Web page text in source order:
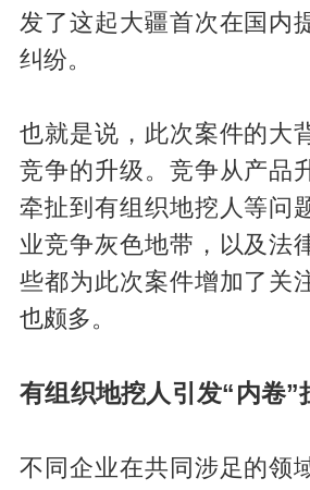
发了这起大疆首次在国内
纠纷。
也就是说，此次案件的大
竞争的升级。竞争从产品
牵扯到有组织地挖人等问
业竞争灰色地带，以及法
些都为此次案件增加了关
也颇多。
有组织地挖人引发“内卷”
不同企业在共同涉足的领